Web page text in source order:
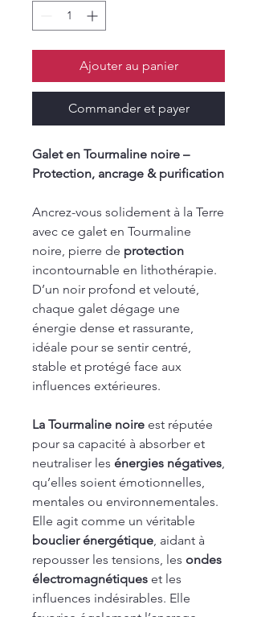
Ajouter au panier
Commander et payer
Galet en Tourmaline noire –
Protection, ancrage & purification
Ancrez-vous solidement à la Terre
avec ce galet en Tourmaline
noire, pierre de protection
incontournable en lithothérapie.
D’un noir profond et velouté,
chaque galet dégage une
énergie dense et rassurante,
idéale pour se sentir centré,
stable et protégé face aux
influences extérieures.
La Tourmaline noire est réputée
pour sa capacité à absorber et
neutraliser les énergies négatives,
qu’elles soient émotionnelles,
mentales ou environnementales.
Elle agit comme un véritable
bouclier énergétique, aidant à
repousser les tensions, les ondes
électromagnétiques et les
influences indésirables. Elle